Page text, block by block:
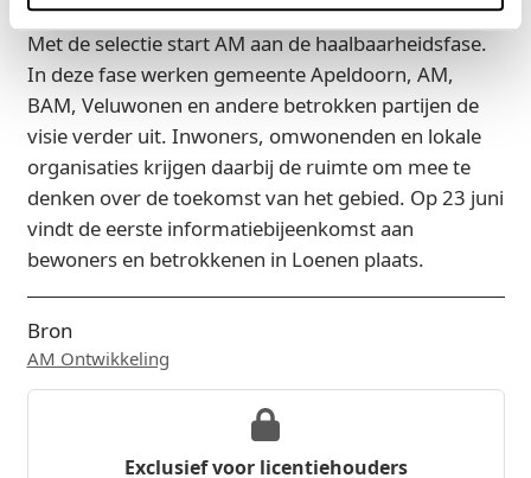
Haalbaarheidsfase
Met de selectie start AM aan de haalbaarheidsfase.
In deze fase werken gemeente Apeldoorn, AM,
BAM, Veluwonen en andere betrokken partijen de
visie verder uit. Inwoners, omwonenden en lokale
organisaties krijgen daarbij de ruimte om mee te
denken over de toekomst van het gebied. Op 23 juni
vindt de eerste informatiebijeenkomst aan
bewoners en betrokkenen in Loenen plaats.
Bron
AM Ontwikkeling
Exclusief voor licentiehouders